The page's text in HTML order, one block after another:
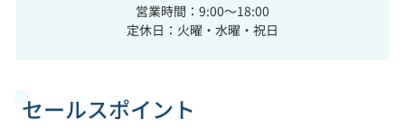
営業時間：9:00～18:00
定休日：火曜・水曜・祝日
セールスポイント